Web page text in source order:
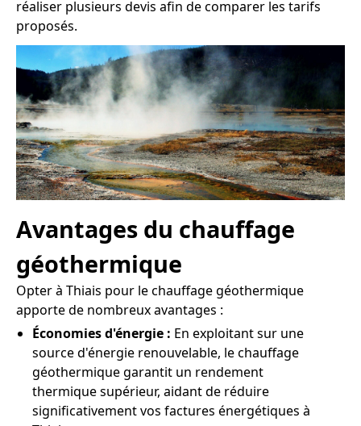
réaliser plusieurs devis afin de comparer les tarifs
proposés.
Avantages du chauffage
géothermique
Opter à Thiais pour le chauffage géothermique
apporte de nombreux avantages :
Économies d'énergie : En exploitant sur une
source d'énergie renouvelable, le chauffage
géothermique garantit un rendement
thermique supérieur, aidant de réduire
significativement vos factures énergétiques à